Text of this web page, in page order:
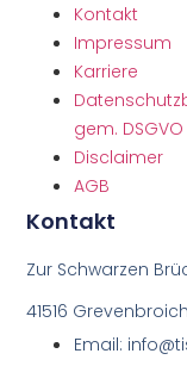
Kontakt
Impressum
Karriere
gem. DSGVO
Disclaimer
AGB
Kontakt
Zur Schwarzen
41516 Grevenbroich
Email: